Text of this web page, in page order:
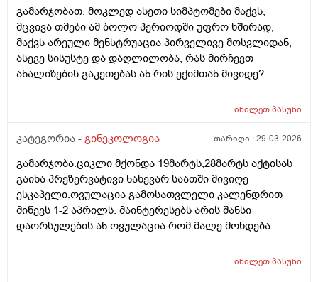
გამარჯობათ, მოკლედ ასეთი სიმპტომები მაქვს,
მცვივა თმები ამ ბოლო პერიოდში უფრო ხშირად,
მაქვს არეული მენსტრუაცია პირველივე მოსვლიდან,
ასევე სისუსტე და დაღლილობა, რას მირჩევთ
ანალიზების გაკეთებას ან რის ექიმთან მივიდე?
იხილეთპასუხი
კატეგორია - გინეკოლოგია თარიღი :29-03-2026
გამარჯობა.ციკლი მქონდა 19მარტს,28მარტს აქტისას
გაიხა პრეზერვატივი ნახევარ საათში მივიღე
ესკაპელი.ოვულაცია გამოსათვლელი კალენდრით
მიწევს 1-2 აპრილს. მაინტერესებს არის შანსი
დაორსულების ან ოვულაცია რომ მალე მოხდება
კვებაზე მყავს ბავშვი ხშირდ ვერ ვთავაზობ და იქნებ
იხილეთპასუხი